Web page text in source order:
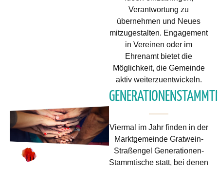
Verantwortung zu
übernehmen und Neues
mitzugestalten. Engagement
in Vereinen oder im
Ehrenamt bietet die
Möglichkeit, die Gemeinde
aktiv weiterzuentwickeln.
Viermal im Jahr finden in der
Marktgemeinde Gratwein-
Straßengel Generationen-
Stammtische statt, bei denen